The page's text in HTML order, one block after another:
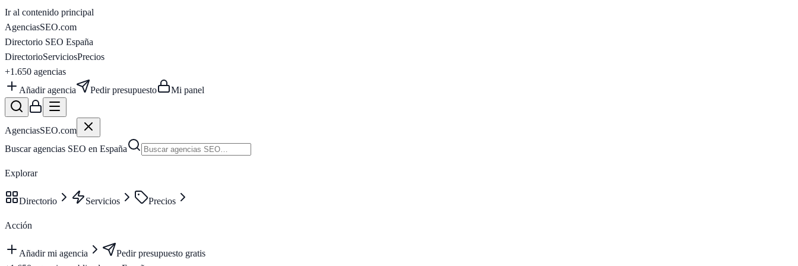
Ir al contenido principal
AgenciasSEO.com
Directorio SEO España
DirectorioServiciosPrecios
+1.650 agencias
Añadir agencia
Pedir presupuesto Mi panel
AgenciasSEO.com
Buscar agencias SEO en España
Explorar
Directorio Servicios Precios
Acción
Añadir mi agencia
Pedir presupuesto gratis